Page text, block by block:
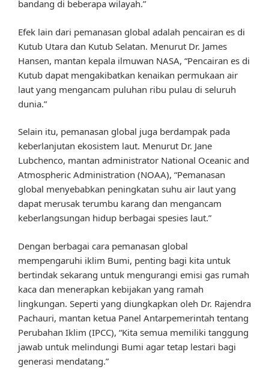
bandang di beberapa wilayah.”
Efek lain dari pemanasan global adalah pencairan es di
Kutub Utara dan Kutub Selatan. Menurut Dr. James
Hansen, mantan kepala ilmuwan NASA, “Pencairan es di
Kutub dapat mengakibatkan kenaikan permukaan air
laut yang mengancam puluhan ribu pulau di seluruh
dunia.”
Selain itu, pemanasan global juga berdampak pada
keberlanjutan ekosistem laut. Menurut Dr. Jane
Lubchenco, mantan administrator National Oceanic and
Atmospheric Administration (NOAA), “Pemanasan
global menyebabkan peningkatan suhu air laut yang
dapat merusak terumbu karang dan mengancam
keberlangsungan hidup berbagai spesies laut.”
Dengan berbagai cara pemanasan global
mempengaruhi iklim Bumi, penting bagi kita untuk
bertindak sekarang untuk mengurangi emisi gas rumah
kaca dan menerapkan kebijakan yang ramah
lingkungan. Seperti yang diungkapkan oleh Dr. Rajendra
Pachauri, mantan ketua Panel Antarpemerintah tentang
Perubahan Iklim (IPCC), “Kita semua memiliki tanggung
jawab untuk melindungi Bumi agar tetap lestari bagi
generasi mendatang.”